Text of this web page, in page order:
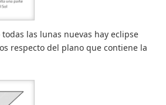
las lunas nuevas hay eclipse
respecto del plano que contiene la